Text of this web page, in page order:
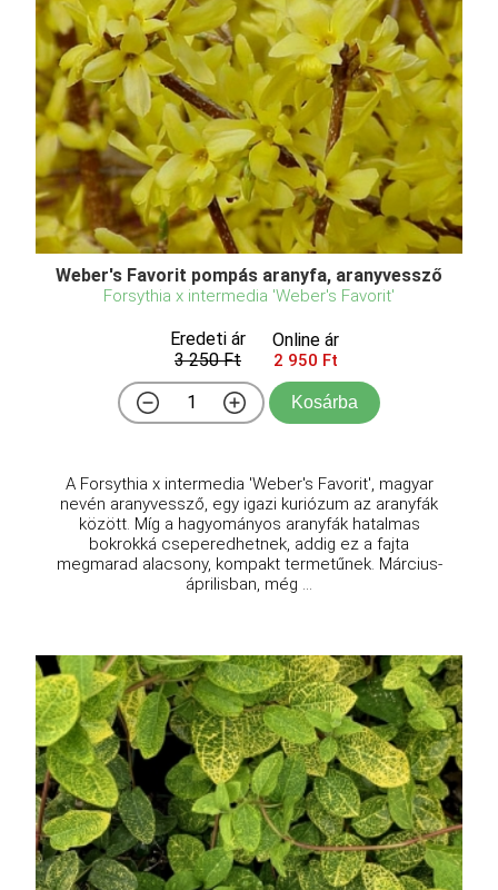
Weber's Favorit pompás aranyfa, aranyvessző
Forsythia x intermedia 'Weber's Favorit'
Eredeti ár
3 250 Ft
Online ár
2 950 Ft
Kosárba
A Forsythia x intermedia 'Weber's Favorit', magyar
nevén aranyvessző, egy igazi kuriózum az aranyfák
között. Míg a hagyományos aranyfák hatalmas
bokrokká cseperedhetnek, addig ez a fajta
megmarad alacsony, kompakt termetűnek. Március-
áprilisban, még ...